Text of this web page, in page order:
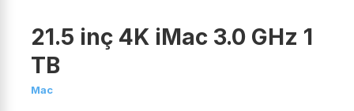
21.5 inç 4K iMac 3.0 GHz 1
TB
Mac